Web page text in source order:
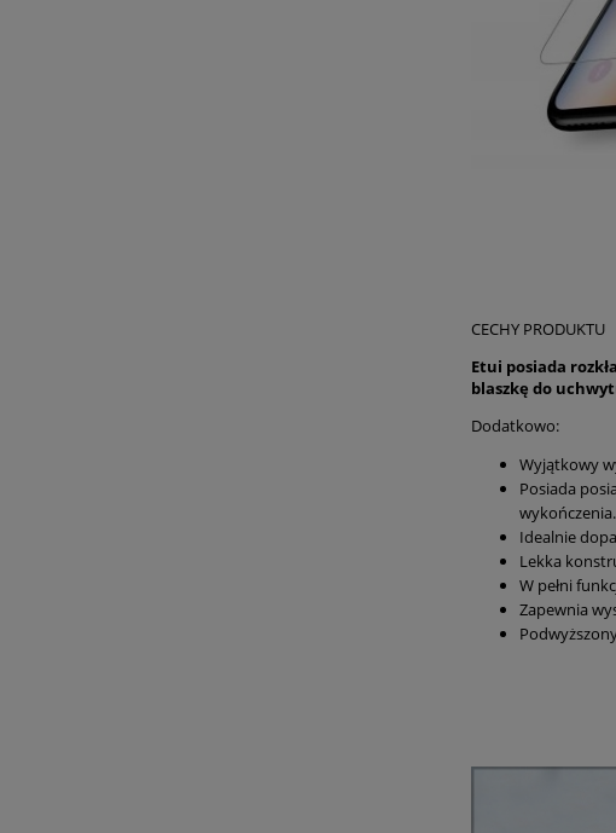
CECHY PRODUKTU
Etui posiada
blaszkę do
Dodatkowo:
Wyjątkowy
Posiada
wykończenia.
Idealnie
Lekka
W pełni
Zapewnia